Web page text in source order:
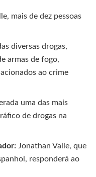
mais de dez pessoas
diversas drogas,
armas de fogo,
ao crime
uma das mais
de drogas na
Jonathan Valle, que
responderá ao